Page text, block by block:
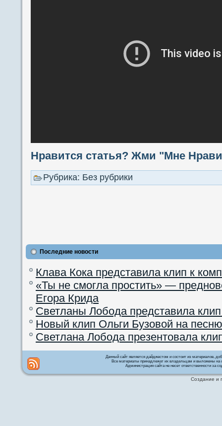
Нравится статья? Жми "Мне
Рубрика: Без рубрики
Последние новости
Клава Кока представила клип к
«Ты не смогла простить» —
Егора Крида
Светланы Лобода представила
Новый клип Ольги Бузовой на
Светлана Лобода презентовала
Данный сайт является дайджестом и состоит из материалов,
Все материалы принадлежат их владельцам и выложены на
Администрация сайта не несет ответственности за
Создание и